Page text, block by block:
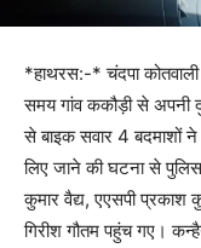
*हाथरस:-* चंदपा
समय गांव ककौड़ी से अपनी
से बाइक सवार 4 बदमाशों
लिए जाने की घटना से
कुमार वैद्य, एएसपी
गिरीश गौतम पहुंच गए।